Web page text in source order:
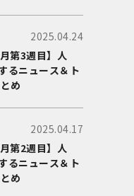
2025.04.24
第3週目】人
るニュース＆ト
め
2025.04.17
第2週目】人
るニュース＆ト
め